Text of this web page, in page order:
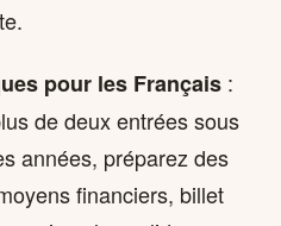
pour les Français :
de deux entrées sous
années, préparez des
financiers, billet